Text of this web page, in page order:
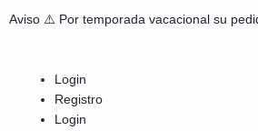
Aviso ⚠️ Por temporada vacacional su
Login
Registro
Login